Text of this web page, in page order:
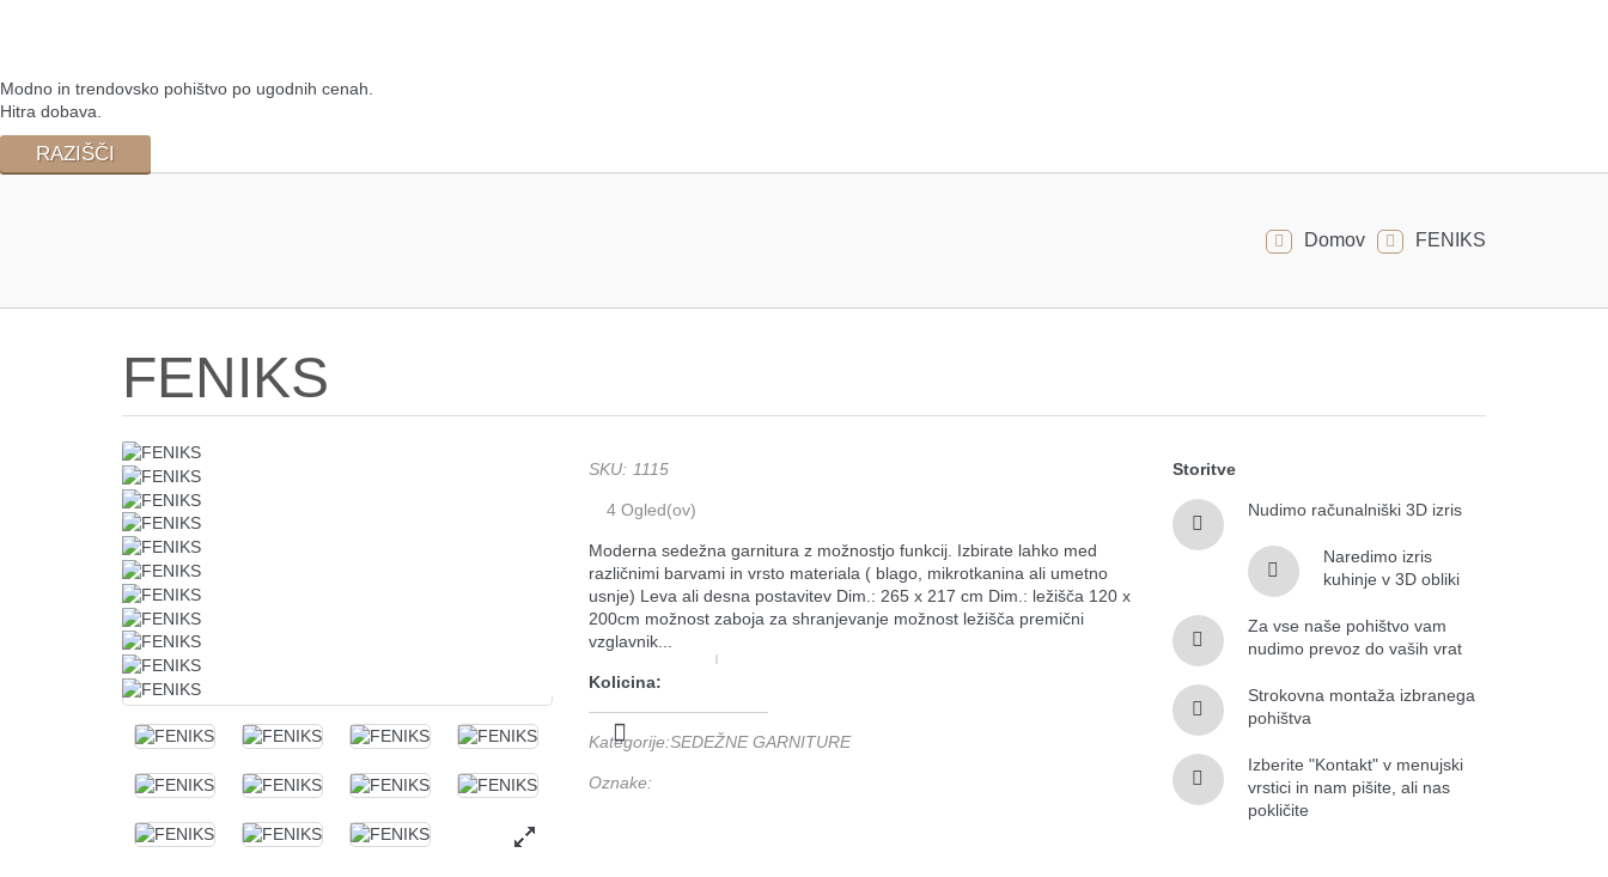
Modno in trendovsko pohištvo po ugodnih cenah.
Hitra dobava.
RAZIŠČI
Domov FENIKS
FENIKS
SKU: 1115
4 Ogled(ov)
Moderna sedežna garnitura z možnostjo funkcij. Izbirate lahko med
različnimi barvami in vrsto materiala ( blago, mikrotkanina ali umetno
usnje) Leva ali desna postavitev Dim.: 265 x 217 cm Dim.: ležišča 120 x
200cm možnost zaboja za shranjevanje možnost ležišča premični
vzglavnik...
Kolicina:
Kategorije:SEDEŽNE GARNITURE
Oznake:
Storitve
Nudimo računalniški 3D izris
Naredimo izris
kuhinje v 3D obliki
Za vse naše pohištvo vam
nudimo prevoz do vaših vrat
Strokovna montaža izbranega
pohištva
Izberite "Kontakt" v menujski
vrstici in nam pišite, ali nas
pokličite